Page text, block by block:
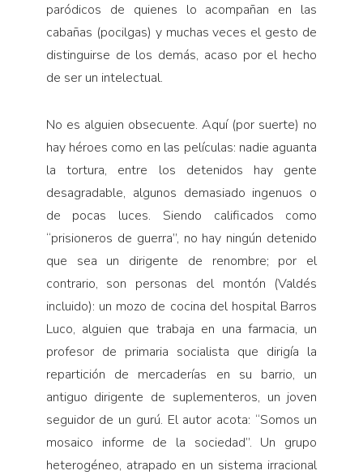
paródicos de quienes lo acompañan en las
cabañas (pocilgas) y muchas veces el gesto de
distinguirse de los demás, acaso por el hecho
de ser un intelectual.
No es alguien obsecuente. Aquí (por suerte) no
hay héroes como en las películas: nadie aguanta
la tortura, entre los detenidos hay gente
desagradable, algunos demasiado ingenuos o
de pocas luces. Siendo calificados como
“prisioneros de guerra”, no hay ningún detenido
que sea un dirigente de renombre; por el
contrario, son personas del montón (Valdés
incluido): un mozo de cocina del hospital Barros
Luco, alguien que trabaja en una farmacia, un
profesor de primaria socialista que dirigía la
repartición de mercaderías en su barrio, un
antiguo dirigente de suplementeros, un joven
seguidor de un gurú. El autor acota: “Somos un
mosaico informe de la sociedad”. Un grupo
heterogéneo, atrapado en un sistema irracional